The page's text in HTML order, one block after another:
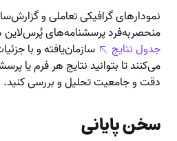
نمودارهای گرافیکی تعاملی و
منحصربه‌فرد پرسشنامه‌های
جدول نتایج
سازمان‌یافته و با
می‌کنند تا بتوانید نتایج هر فرم یا
دقت و جامعیت تحلیل و بررسی کنید.
سخن پایانی